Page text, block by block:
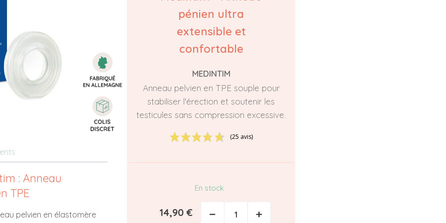
pénien ultra
extensible et
confortable
MEDINTIM
Anneau pelvien en TPE souple pour
stabiliser l'érection et soutenir les
testicules sans compression excessive.
(25 avis)
En stock
14,90 € − +
: Anneau
TPE
pelvien en élastomère